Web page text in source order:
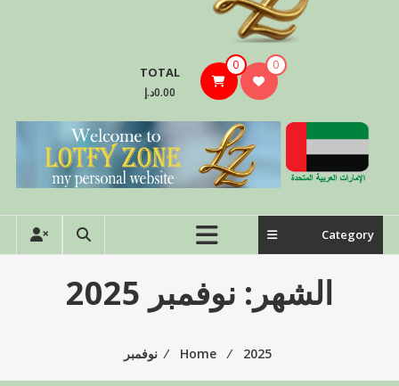
0
0
TOTAL
0.00د.إ
Category
الشهر: نوفمبر 2025
Home ⁄ 2025
⁄ نوفمبر